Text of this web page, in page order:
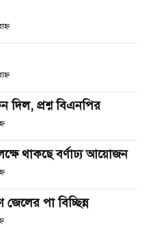
দিল, প্রশ্ন বিএনপির
থাকছে বর্ণাঢ্য আয়োজন
জেলের পা বিচ্ছিন্ন